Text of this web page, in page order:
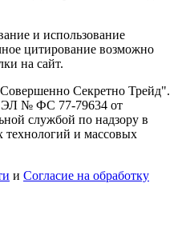
и использование
цитирование возможно
на сайт.
Секретно Трейд".
ЭЛ № ФС 77-79634 от
службой по надзору в
и массовых
и Согласие на обработку